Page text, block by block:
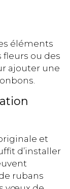
éléments
fleurs ou des
ajouter une
et
d’installer
rubans